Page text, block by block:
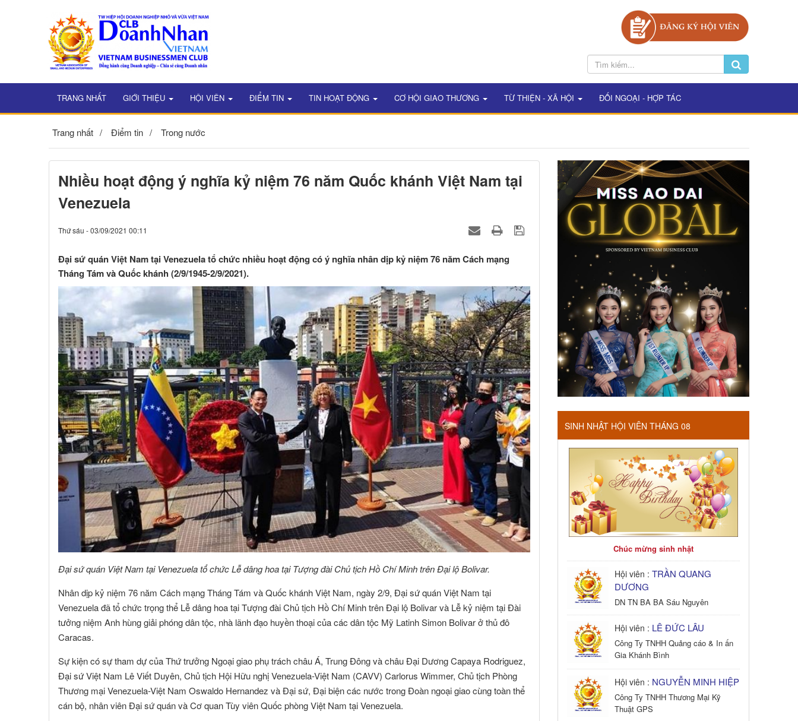
TRANG NHẤT GIỚI THIỆU HỘI VIÊN ĐIỂM TIN TIN HOẠT ĐỘNG CƠ HỘI GIAO THƯƠNG TỪ THIỆN - XÃ HỘI ĐỐI NGOẠI - HỢP TÁC
Trang nhất Điểm tin Trong nước
Nhiều hoạt động ý nghĩa kỷ niệm 76 năm Quốc khánh Việt Nam tại
Venezuela
Thứ sáu - 03/09/2021 00:11
Đại sứ quán Việt Nam tại Venezuela tổ chức nhiều hoạt động có ý nghĩa nhân dịp kỷ niệm 76 năm Cách mạng
Tháng Tám và Quốc khánh (2/9/1945-2/9/2021).
Đại sứ quán Việt Nam tại Venezuela tổ chức Lễ dâng hoa tại Tượng đài Chủ tịch Hồ Chí Minh trên Đại lộ Bolivar.
Nhân dịp kỷ niệm 76 năm Cách mạng Tháng Tám và Quốc khánh Việt Nam, ngày 2/9, Đại sứ quán Việt Nam tại
Venezuela đã tổ chức trọng thể Lễ dâng hoa tại Tượng đài Chủ tịch Hồ Chí Minh trên Đại lộ Bolivar và Lễ kỷ niệm tại Đài
tưởng niệm Anh hùng giải phóng dân tộc, nhà lãnh đạo huyền thoại của các dân tộc Mỹ Latinh Simon Bolivar ở thủ đô
Caracas.
Sự kiện có sự tham dự của Thứ trưởng Ngoại giao phụ trách châu Á, Trung Đông và châu Đại Dương Capaya Rodriguez,
Đại sứ Việt Nam Lê Viết Duyên, Chủ tịch Hội Hữu nghị Venezuela-Việt Nam (CAVV) Carlorus Wimmer, Chủ tịch Phòng
Thương mại Venezuela-Việt Nam Oswaldo Hernandez và Đại sứ, Đại biện các nước trong Đoàn ngoại giao cùng toàn thể
cán bộ, nhân viên Đại sứ quán và Cơ quan Tùy viên Quốc phòng Việt Nam tại Venezuela.
SINH NHẬT HỘI VIÊN THÁNG 08
Chúc mừng sinh nhật
Hội viên :TRẦN QUANG
DƯƠNG
DN TN BA BA Sáu Nguyên
Hội viên : LÊ ĐỨC LÂU
Công Ty TNHH Quảng cáo & In ấn
Gia Khánh Bình
Hội viên : NGUYỄN MINH HIỆP
Công Ty TNHH Thương Mại Kỹ
Thuật GPS